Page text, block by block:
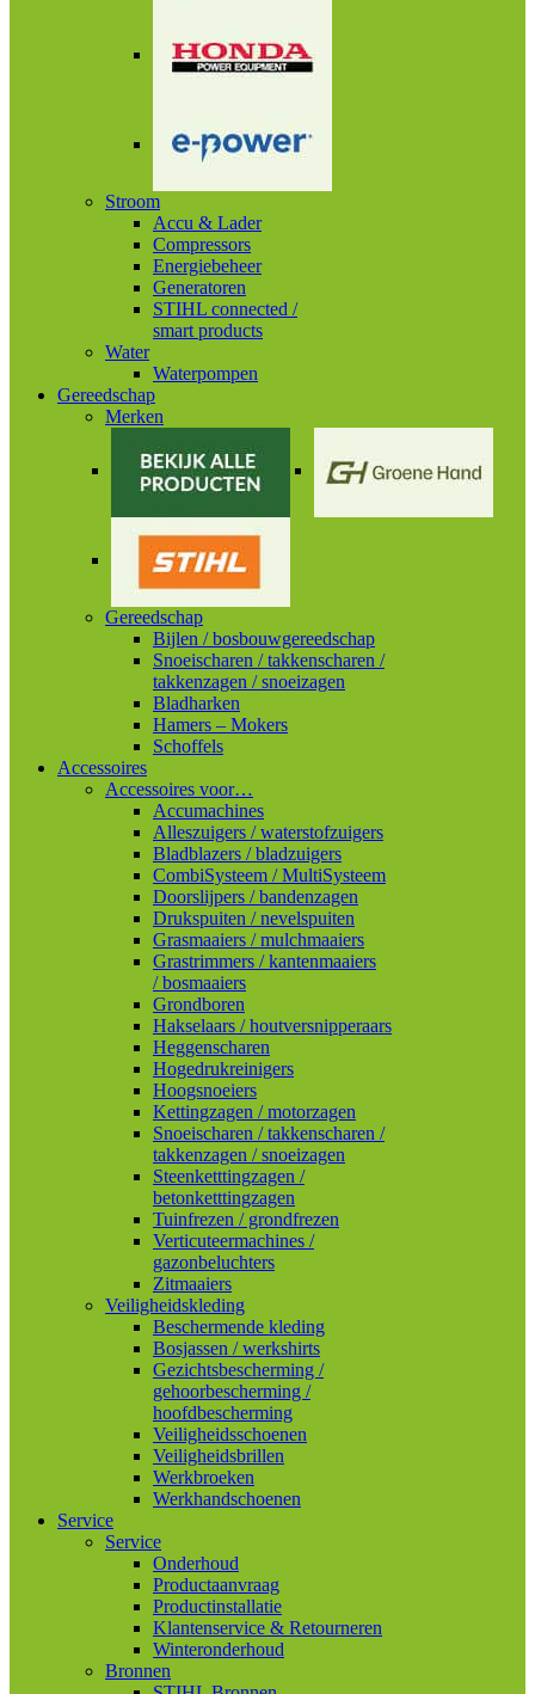
Stroom
Accu & Lader
Compressors
Energiebeheer
Generatoren
STIHL connected /
smart products
Water
Waterpompen
Gereedschap
Merken
Gereedschap
Bijlen / bosbouwgereedschap
Snoeischaren / takkenscharen /
takkenzagen / snoeizagen
Bladharken
Hamers – Mokers
Schoffels
Accessoires
Accessoires voor…
Accumachines
Alleszuigers / waterstofzuigers
Bladblazers / bladzuigers
CombiSysteem / MultiSysteem
Doorslijpers / bandenzagen
Drukspuiten / nevelspuiten
Grasmaaiers / mulchmaaiers
Grastrimmers / kantenmaaiers
/ bosmaaiers
Grondboren
Hakselaars / houtversnipperaars
Heggenscharen
Hogedrukreinigers
Hoogsnoeiers
Kettingzagen / motorzagen
Snoeischaren / takkenscharen /
takkenzagen / snoeizagen
Steenketttingzagen /
betonketttingzagen
Tuinfrezen / grondfrezen
Verticuteermachines /
gazonbeluchters
Zitmaaiers
Veiligheidskleding
Beschermende kleding
Bosjassen / werkshirts
Gezichtsbescherming /
gehoorbescherming /
hoofdbescherming
Veiligheidsschoenen
Veiligheidsbrillen
Werkbroeken
Werkhandschoenen
Service
Service
Onderhoud
Productaanvraag
Productinstallatie
Klantenservice & Retourneren
Winteronderhoud
Bronnen